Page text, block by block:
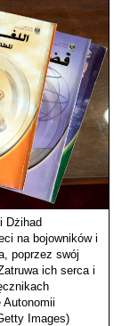
Dżihad
na bojowników i
poprzez swój
ich serca i
Images)